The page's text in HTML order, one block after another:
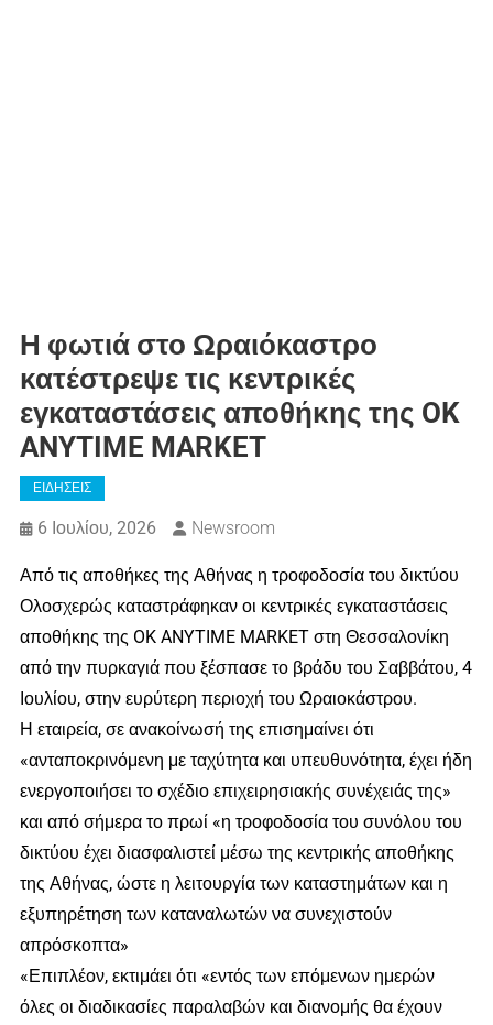
Η φωτιά στο Ωραιόκαστρο
κατέστρεψε τις κεντρικές
εγκαταστάσεις αποθήκης της OK
ANYTIME MARKET
ΕΙΔΗΣΕΙΣ
6 Ιουλίου, 2026 Newsroom
Από τις αποθήκες της Αθήνας η τροφοδοσία του δικτύου
Ολοσχερώς καταστράφηκαν οι κεντρικές εγκαταστάσεις
αποθήκης της OK ANYTIME MARKET στη Θεσσαλονίκη
από την πυρκαγιά που ξέσπασε το βράδυ του Σαββάτου, 4
Ιουλίου, στην ευρύτερη περιοχή του Ωραιοκάστρου.
Η εταιρεία, σε ανακοίνωσή της επισημαίνει ότι
«ανταποκρινόμενη με ταχύτητα και υπευθυνότητα, έχει ήδη
ενεργοποιήσει το σχέδιο επιχειρησιακής συνέχειάς της»
και από σήμερα το πρωί «η τροφοδοσία του συνόλου του
δικτύου έχει διασφαλιστεί μέσω της κεντρικής αποθήκης
της Αθήνας, ώστε η λειτουργία των καταστημάτων και η
εξυπηρέτηση των καταναλωτών να συνεχιστούν
απρόσκοπτα»
«Επιπλέον, εκτιμάει ότι «εντός των επόμενων ημερών
όλες οι διαδικασίες παραλαβών και διανομής θα έχουν